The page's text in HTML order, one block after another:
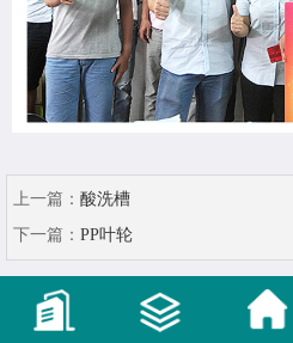
上一篇： 酸洗槽
下一篇： PP叶轮